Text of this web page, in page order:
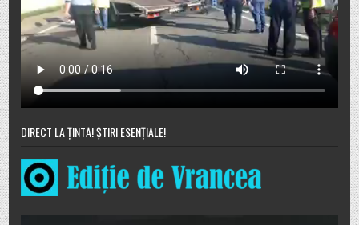
DIRECT LA ȚINTĂ! ȘTIRI ESENȚIALE!